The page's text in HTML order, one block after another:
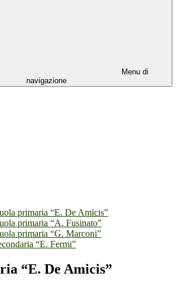
Menu di
navigazione
primaria “E. De Amicis”
primaria “A. Fusinato”
primaria “G. Marconi”
“E. Fermi”
“E. De Amicis”